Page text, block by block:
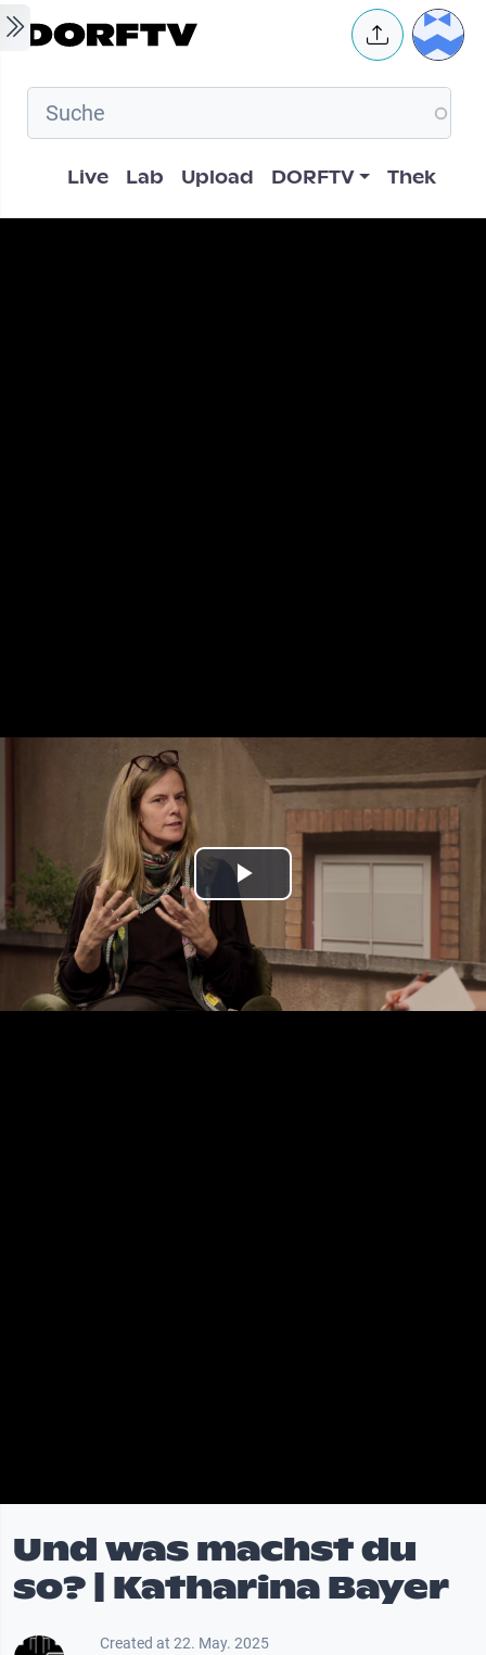
Skip to main content User
Hauptnavigation
Live Lab Upload DORFTV Thek
Play
Video
Und was machst du
so? | Katharina Bayer
Created at 22. May. 2025